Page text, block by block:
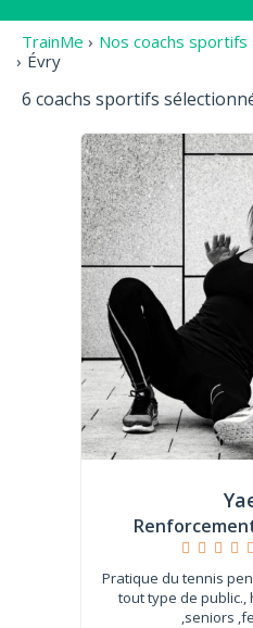
TrainMe › Nos coachs sportifs
› Évry
6 coachs sportifs
Pratique du tennis
tout type de public.,
,seniors